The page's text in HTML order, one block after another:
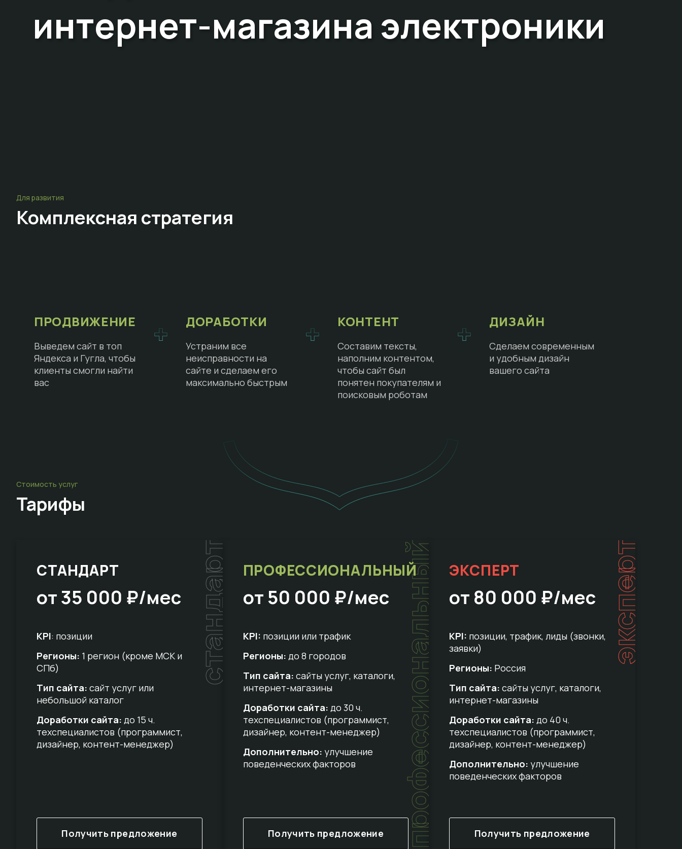
интернет-магазина электроники
Для развития
Комплексная стратегия
ПРОДВИЖЕНИЕ
Выведем сайт в топ
Яндекса и Гугла, чтобы
клиенты смогли найти
вас
ДОРАБОТКИ
Устраним все
неисправности на
сайте и сделаем его
максимально быстрым
КОНТЕНТ
Составим тексты,
наполним контентом,
чтобы сайт был
понятен покупателям и
поисковым роботам
ДИЗАЙН
Сделаем современным
и удобным дизайн
вашего сайта
Стоимость услуг
Тарифы
стандарт
СТАНДАРТ
от 35 000 ₽/мес
KPI: позиции
Регионы: 1 регион (кроме МСК и
СПб)
Тип сайта: сайт услуг или
небольшой каталог
Доработки сайта: до 15 ч.
техспециалистов (программист,
дизайнер, контент-менеджер)
Получить предложение профессиональный
ПРОФЕССИОНАЛЬНЫЙ
от 50 000 ₽/мес
KPI: позиции или трафик
Регионы: до 8 городов
Тип сайта: сайты услуг, каталоги,
интернет-магазины
Доработки сайта: до 30 ч.
техспециалистов (программист,
дизайнер, контент-менеджер)
Дополнительно: улучшение
поведенческих факторов
Получить предложение
эксперт
ЭКСПЕРТ
от 80 000 ₽/мес
KPI: позиции, трафик, лиды (звонки,
заявки)
Регионы: Россия
Тип сайта: сайты услуг, каталоги,
интернет-магазины
Доработки сайта: до 40 ч.
техспециалистов (программист,
дизайнер, контент-менеджер)
Дополнительно: улучшение
поведенческих факторов
Получить предложение